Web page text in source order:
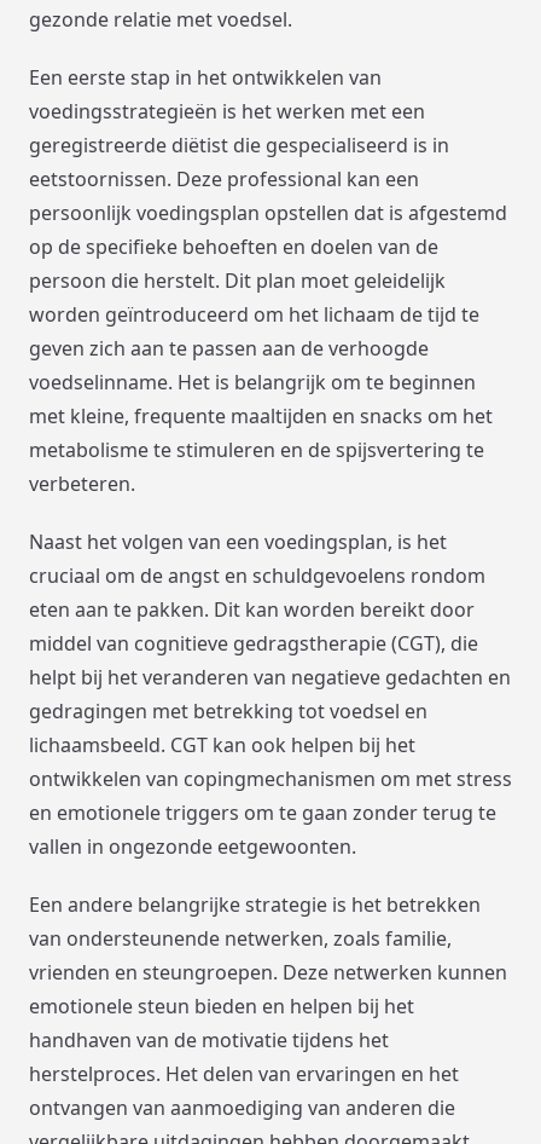
gezonde relatie met voedsel.
Een eerste stap in het ontwikkelen van
voedingsstrategieën is het werken met een
geregistreerde diëtist die gespecialiseerd is in
eetstoornissen. Deze professional kan een
persoonlijk voedingsplan opstellen dat is afgestemd
op de specifieke behoeften en doelen van de
persoon die herstelt. Dit plan moet geleidelijk
worden geïntroduceerd om het lichaam de tijd te
geven zich aan te passen aan de verhoogde
voedselinname. Het is belangrijk om te beginnen
met kleine, frequente maaltijden en snacks om het
metabolisme te stimuleren en de spijsvertering te
verbeteren.
Naast het volgen van een voedingsplan, is het
cruciaal om de angst en schuldgevoelens rondom
eten aan te pakken. Dit kan worden bereikt door
middel van cognitieve gedragstherapie (CGT), die
helpt bij het veranderen van negatieve gedachten en
gedragingen met betrekking tot voedsel en
lichaamsbeeld. CGT kan ook helpen bij het
ontwikkelen van copingmechanismen om met stress
en emotionele triggers om te gaan zonder terug te
vallen in ongezonde eetgewoonten.
Een andere belangrijke strategie is het betrekken
van ondersteunende netwerken, zoals familie,
vrienden en steungroepen. Deze netwerken kunnen
emotionele steun bieden en helpen bij het
handhaven van de motivatie tijdens het
herstelproces. Het delen van ervaringen en het
ontvangen van aanmoediging van anderen die